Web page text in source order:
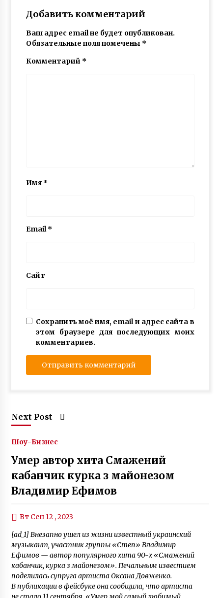
Добавить комментарий
Ваш адрес email не будет опубликован.
Обязательные поля помечены *
Комментарий *
Имя *
Email*
Сайт
Сохранить моё имя, email и адрес сайта в
этом браузере для последующих моих
комментариев.
Next Post
Шоу-Бизнес
Умер автор хита Смажений
кабанчик курка з майонезом
Владимир Ефимов
Вт Сен 12 , 2023
[ad_1] Внезапно ушел из жизни известный украинский
музыкант, участник группы «Степ» Владимир
Ефимов — автор популярного хита 90-х «Смажений
кабанчик, курка з майонезом». Печальным известием
поделилась супруга артиста Оксана Довженко.
В публикации в фейсбуке она сообщила, что артиста